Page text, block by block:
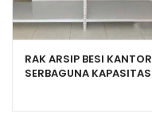
RAK ARSIP BESI KANTOR
SERBAGUNA KAPASITAS